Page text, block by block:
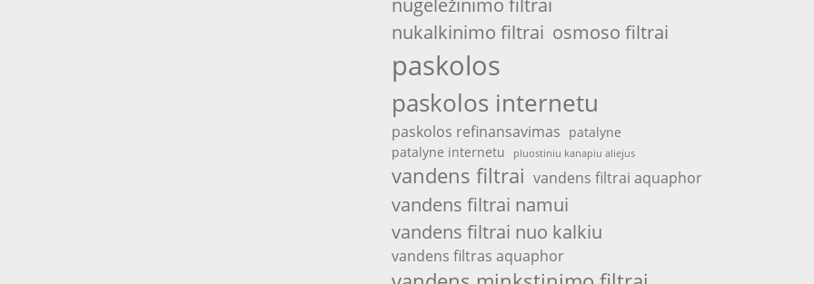
nukalkinimo filtrai osmoso filtrai
paskolos
paskolos internetu
paskolos refinansavimas patalyne
patalyne internetu
pluostiniu kanapiu aliejus
vandens filtrai vandens filtrai aquaphor
vandens filtrai namui
vandens filtrai nuo kalkiu
vandens filtras aquaphor